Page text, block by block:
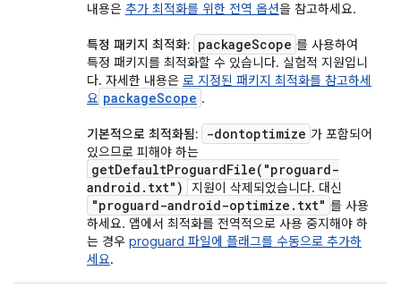
내용은 추가 최적화를 위한 전역 옵션을 참고하세요.
특정 패키지 최적화: packageScope 를 사용하여
특정 패키지를 최적화할 수 있습니다. 실험적 지원입니
다. 자세한 내용은 로 지정된 패키지 최적화를 참고하세
요 packageScope .
기본적으로 최적화됨: -dontoptimize 가 포함되어
있으므로 피해야 하는
getDefaultProguardFile( "proguard-
android . txt") 지원이 삭제되었습니다. 대신
"proguard-android-optimize . txt" 를 사용
하세요. 앱에서 최적화를 전역적으로 사용 중지해야 하
는 경우 proguard 파일에 플래그를 수동으로 추가하
세요.